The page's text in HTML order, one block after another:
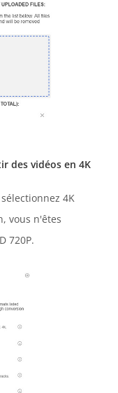
des vidéos en 4K
4K
vous n'êtes
720P.